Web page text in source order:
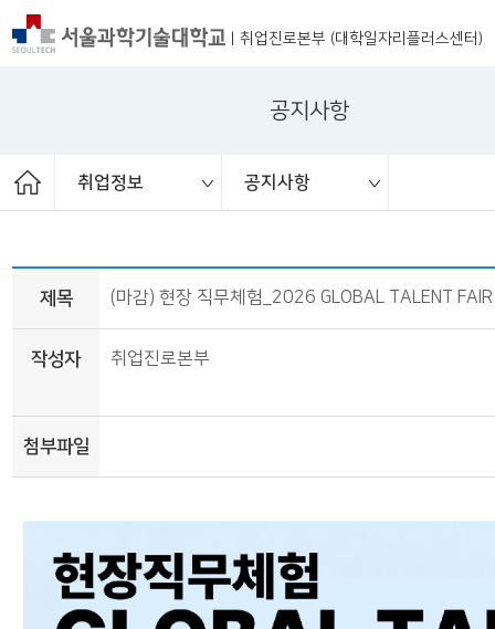
|취업진로본부 (대학일자리플러스센터)
공지사항
취업정보 공지사항
취업상담
프로그램
채용공고
취업정보
ST커리어멘토링
취업진로본부
공지사항
대외활동
청년정책
취업 서포터즈
보도자료
제목 (마감) 현장 직무체험_2026 GLOBAL TALENT
작성자 취업진로본부
첨부파일